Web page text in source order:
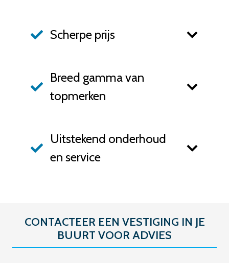
Scherpe prijs
Breed gamma van
topmerken
Uitstekend onderhoud
en service
CONTACTEER EEN VESTIGING IN JE
BUURT VOOR ADVIES